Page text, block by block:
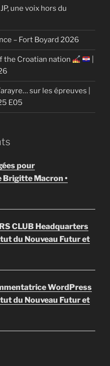
une voix hors du
– Fort Boyard 2026
the Croatian nation
sur les épreuves |
E05
pour
Macron •
CLUB Headquarters
du Nouveau Futur et
WordPress
du Nouveau Futur et